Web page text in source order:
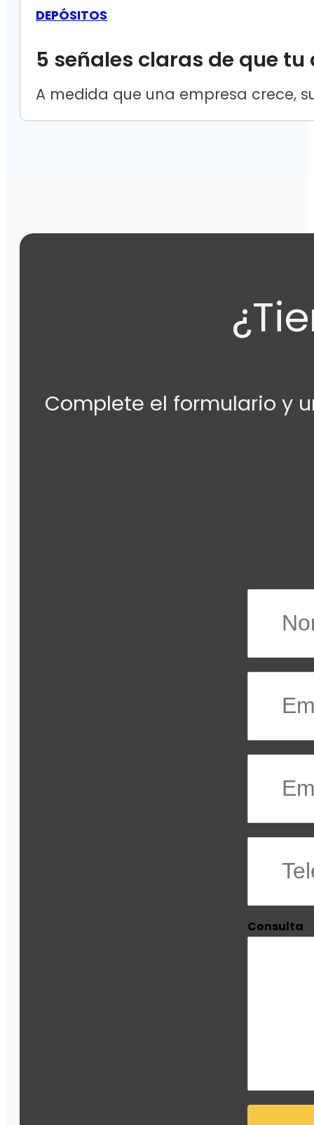
DEPÓSITOS
5 señales claras de que
A medida que una empresa crece,
Complete el formulario y
Consulta